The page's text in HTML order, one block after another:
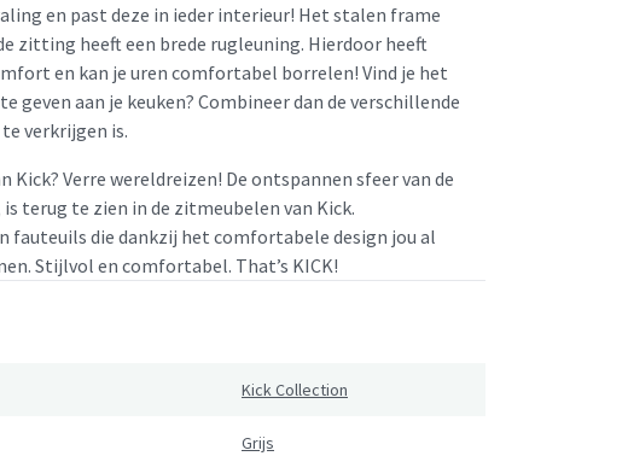
en past deze in ieder interieur! Het stalen frame
zitting heeft een brede rugleuning. Hierdoor heeft
en kan je uren comfortabel borrelen! Vind je het
geven aan je keuken? Combineer dan de verschillende
verkrijgen is.
Kick? Verre wereldreizen! De ontspannen sfeer van de
terug te zien in de zitmeubelen van Kick.
fauteuils die dankzij het comfortabele design jou al
Stijlvol en comfortabel. That’s KICK!
Kick Collection
Grijs